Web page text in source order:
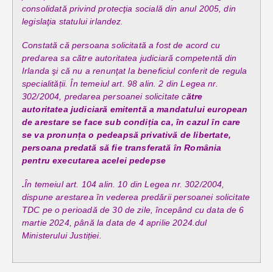
consolidată privind protecţia socială din anul 2005, din
legislaţia statului irlandez.
Constată că persoana solicitată a fost de acord cu
predarea sa către autoritatea judiciară competentă din
Irlanda şi că nu a renunţat la beneficiul conferit de regula
specialității. În temeiul art. 98 alin. 2 din Legea nr.
302/2004, predarea persoanei solicitate către
autoritatea judiciară emitentă a mandatului european
de arestare se face sub condiția ca, în cazul în care
se va pronunța o pedeapsă privativă de libertate,
persoana predată să fie transferată în România
pentru executarea acelei pedepse
.În temeiul art. 104 alin. 10 din Legea nr. 302/2004,
dispune arestarea în vederea predării persoanei solicitate
TDC pe o perioadă de 30 de zile, începând cu data de 6
martie 2024, până la data de 4 aprilie 2024.dul
Ministerului Justiției.